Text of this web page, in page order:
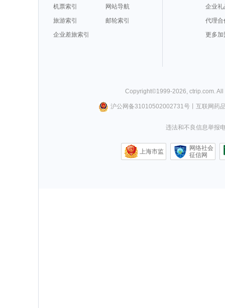
机票索引
网站导航
旅游索引
邮轮索引
企业差旅索引
企业礼
代理合
更多加
Copyright©1999-2026, ctrip.com.
沪公网备31010502002731号丨 互联网药
违法和不良信息举报
上海市监
网络社会
征信网